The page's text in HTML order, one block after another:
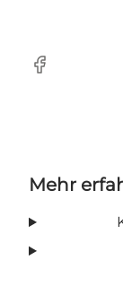
Facebook
Mehr